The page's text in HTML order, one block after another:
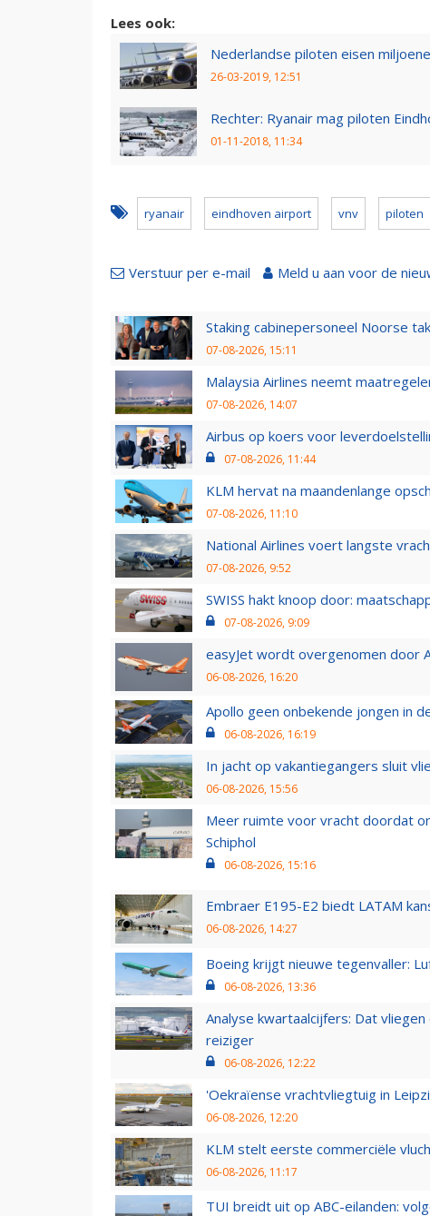
Lees ook:
Nederlandse piloten eisen
26-03-2019, 12:51
Rechter: Ryanair mag piloten
01-11-2018, 11:34
ryanair eindhoven airport vnv piloten
Verstuur per e-mail Meld u aan voor de
Staking cabinepersoneel Noorse
07-08-2026, 15:11
Malaysia Airlines neemt
07-08-2026, 14:07
Airbus op koers voor
07-08-2026, 11:44
KLM hervat na maandenlange
07-08-2026, 11:10
National Airlines voert langste
07-08-2026, 9:52
SWISS hakt knoop door:
07-08-2026, 9:09
easyJet wordt overgenomen door
06-08-2026, 16:20
Apollo geen onbekende jongen in
06-08-2026, 16:19
In jacht op vakantiegangers sluit
06-08-2026, 15:56
Meer ruimte voor vracht doordat
Schiphol
06-08-2026, 15:16
Embraer E195-E2 biedt LATAM
06-08-2026, 14:27
Boeing krijgt nieuwe tegenvaller:
06-08-2026, 13:36
Analyse kwartaalcijfers: Dat
reiziger
06-08-2026, 12:22
'Oekraïense vrachtvliegtuig in
06-08-2026, 12:20
KLM stelt eerste commerciële
06-08-2026, 11:17
TUI breidt uit op ABC-eilanden: